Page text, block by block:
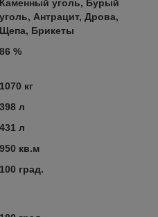
Каменный уголь, Бурый
уголь, Антрацит, Дрова,
Щепа, Брикеты
86 %
1070 кг
398 л
431 л
950 кв.м
100 град.